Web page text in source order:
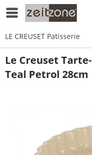
LE CREUSET Patisserie
Le Creuset
Teal Petrol 28cm